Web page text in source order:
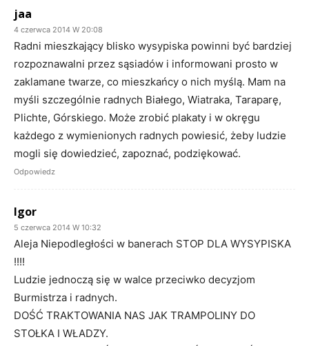
jaa
4 czerwca 2014 W 20:08
Radni mieszkający blisko wysypiska powinni być bardziej
rozpoznawalni przez sąsiadów i informowani prosto w
zaklamane twarze, co mieszkańcy o nich myślą. Mam na
myśli szczególnie radnych Białego, Wiatraka, Taraparę,
Plichte, Górskiego. Może zrobić plakaty i w okręgu
każdego z wymienionych radnych powiesić, żeby ludzie
mogli się dowiedzieć, zapoznać, podziękować.
Odpowiedz
Igor
5 czerwca 2014 W 10:32
Aleja Niepodległości w banerach STOP DLA WYSYPISKA
!!!!
Ludzie jednoczą się w walce przeciwko decyzjom
Burmistrza i radnych.
DOŚĆ TRAKTOWANIA NAS JAK TRAMPOLINY DO
STOŁKA I WŁADZY.